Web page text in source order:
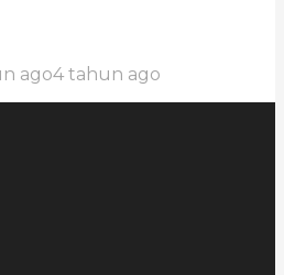
ago4 tahun ago